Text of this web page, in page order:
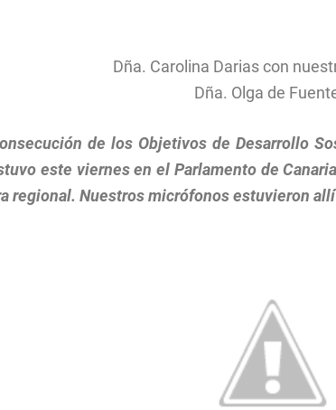
Dña. Carolina Darias con
Dña. Olga de
de los Objetivos de Desarrollo
este viernes en el Parlamento de
regional. Nuestros micrófonos estuvieron